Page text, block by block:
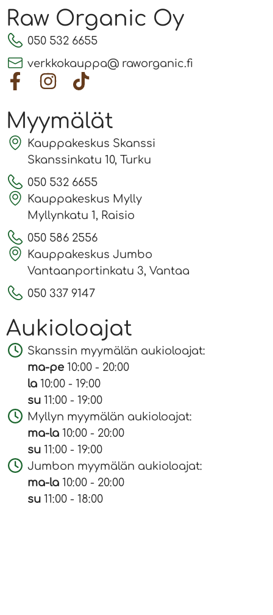
Raw Organic Oy
050 532 6655
verkkokauppa@ raworganic.fi
Myymälät
Kauppakeskus Skanssi
Skanssinkatu 10, Turku
050 532 6655
Kauppakeskus Mylly
Myllynkatu 1, Raisio
050 586 2556
Kauppakeskus Jumbo
Vantaanportinkatu 3, Vantaa
050 337 9147
Aukioloajat
Skanssin myymälän aukioloajat:
ma-pe 10:00 - 20:00
la 10:00 - 19:00
su 11:00 - 19:00
Myllyn myymälän aukioloajat:
ma-la 10:00 - 20:00
su 11:00 - 19:00
Jumbon myymälän aukioloajat:
ma-la 10:00 - 20:00
su 11:00 - 18:00